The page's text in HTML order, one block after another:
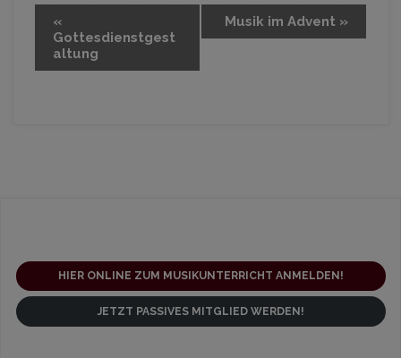
r
n
g
«
Gottesdienstgest
altung
Musik im Advent »
HIER ONLINE ZUM MUSIKUNTERRICHT ANMELDEN!
JETZT PASSIVES MITGLIED WERDEN!